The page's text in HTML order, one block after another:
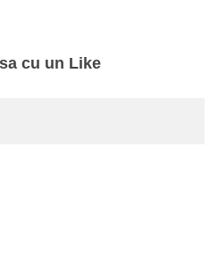
cu un Like